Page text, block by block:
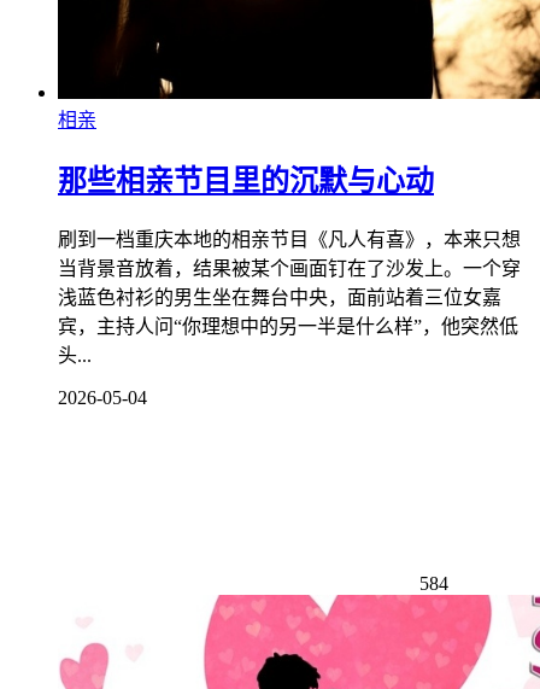
相亲
那些相亲节目里的沉默与心动
刷到一档重庆本地的相亲节目《凡人有喜》，本来只想
当背景音放着，结果被某个画面钉在了沙发上。一个穿
浅蓝色衬衫的男生坐在舞台中央，面前站着三位女嘉
宾，主持人问“你理想中的另一半是什么样”，他突然低
头...
2026-05-04
584